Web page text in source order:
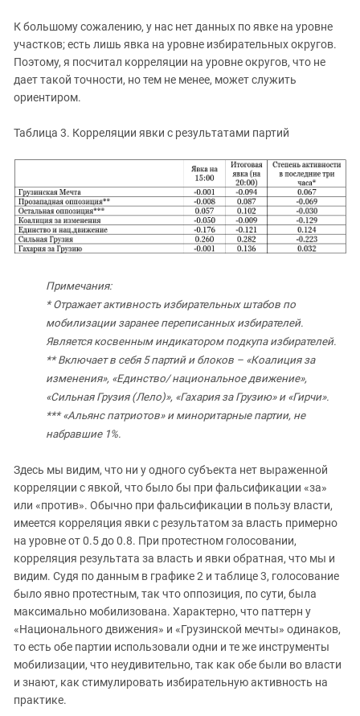
К большому сожалению, у нас нет данных по явке на уровне
участков; есть лишь явка на уровне избирательных округов.
Поэтому, я посчитал корреляции на уровне округов, что не
дает такой точности, но тем не менее, может служить
ориентиром.
Таблица 3. Корреляции явки с результатами партий
Примечания:
* Отражает активность избирательных штабов по
мобилизации заранее переписанных избирателей.
Является косвенным индикатором подкупа избирателей.
** Включает в себя 5 партий и блоков – «Коалиция за
изменения», «Единство/ национальное движение»,
«Сильная Грузия (Лело)», «Гахария за Грузию» и «Гирчи».
*** «Альянс патриотов» и миноритарные партии, не
набравшие 1%.
Здесь мы видим, что ни у одного субъекта нет выраженной
корреляции с явкой, что было бы при фальсификации «за»
или «против». Обычно при фальсификации в пользу власти,
имеется корреляция явки с результатом за власть примерно
на уровне от 0.5 до 0.8. При протестном голосовании,
корреляция результата за власть и явки обратная, что мы и
видим. Судя по данным в графике 2 и таблице 3, голосование
было явно протестным, так что оппозиция, по сути, была
максимально мобилизована. Характерно, что паттерн у
«Национального движения» и «Грузинской мечты» одинаков,
то есть обе партии использовали одни и те же инструменты
мобилизации, что неудивительно, так как обе были во власти
и знают, как стимулировать избирательную активность на
практике.